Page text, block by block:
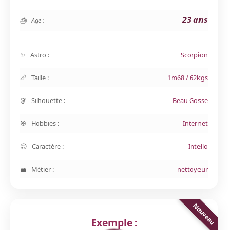
Age : 23 ans
Astro : Scorpion
Taille : 1m68 / 62kgs
Silhouette : Beau Gosse
Hobbies : Internet
Caractère : Intello
Métier : nettoyeur
Exemple :